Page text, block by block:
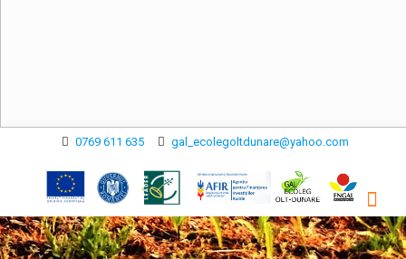
0769 611 635 gal_ecolegoltdunare@yahoo.com